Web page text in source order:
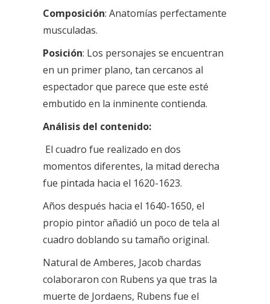
Composición: Anatomías perfectamente
musculadas.
Posición: Los personajes se encuentran
en un primer plano, tan cercanos al
espectador que parece que este esté
embutido en la inminente contienda.
Análisis del contenido:
El cuadro fue realizado en dos
momentos diferentes, la mitad derecha
fue pintada hacia el 1620-1623.
Años después hacia el 1640-1650, el
propio pintor añadió un poco de tela al
cuadro doblando su tamaño original.
Natural de Amberes, Jacob chardas
colaboraron con Rubens ya que tras la
muerte de Jordaens, Rubens fue el